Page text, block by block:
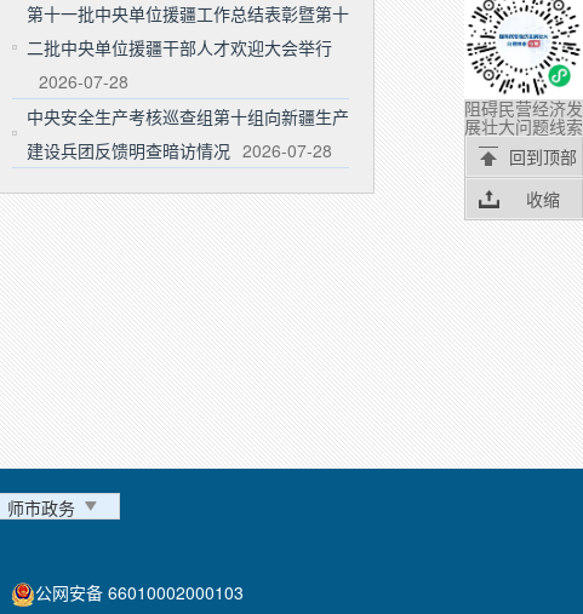
第十一批中央单位援疆工作总结表彰暨第十
二批中央单位援疆干部人才欢迎大会举行
2026-07-28
中央安全生产考核巡查组第十组向新疆生产
建设兵团反馈明查暗访情况 2026-07-28
师市政务
公网安备 66010002000103
阻碍民营经济发
展壮大问题线索
回到顶部
收缩